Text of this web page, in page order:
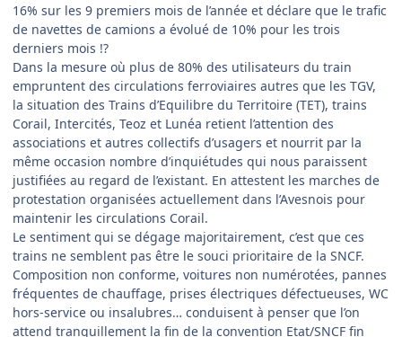
16% sur les 9 premiers mois de l’année et déclare que le trafic
de navettes de camions a évolué de 10% pour les trois
derniers mois !?
Dans la mesure où plus de 80% des utilisateurs du train
empruntent des circulations ferroviaires autres que les TGV,
la situation des Trains d’Equilibre du Territoire (TET), trains
Corail, Intercités, Teoz et Lunéa retient l’attention des
associations et autres collectifs d’usagers et nourrit par la
même occasion nombre d’inquiétudes qui nous paraissent
justifiées au regard de l’existant. En attestent les marches de
protestation organisées actuellement dans l’Avesnois pour
maintenir les circulations Corail.
Le sentiment qui se dégage majoritairement, c’est que ces
trains ne semblent pas être le souci prioritaire de la SNCF.
Composition non conforme, voitures non numérotées, pannes
fréquentes de chauffage, prises électriques défectueuses, WC
hors-service ou insalubres… conduisent à penser que l’on
attend tranquillement la fin de la convention Etat/SNCF fin